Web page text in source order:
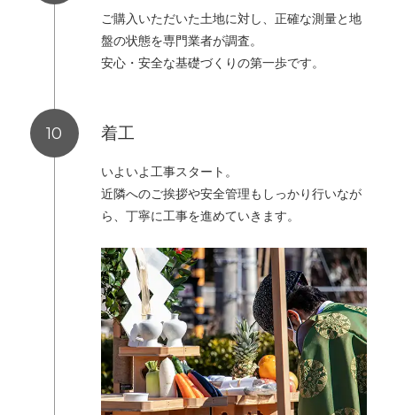
ご購入いただいた土地に対し、正確な測量と地
盤の状態を専門業者が調査。
安心・安全な基礎づくりの第一歩です。
着工
いよいよ工事スタート。
近隣へのご挨拶や安全管理もしっかり行いなが
ら、丁寧に工事を進めていきます。